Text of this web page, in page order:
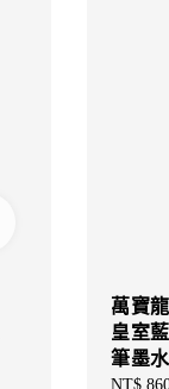
萬寶
皇室
筆墨水
Regular
NT$